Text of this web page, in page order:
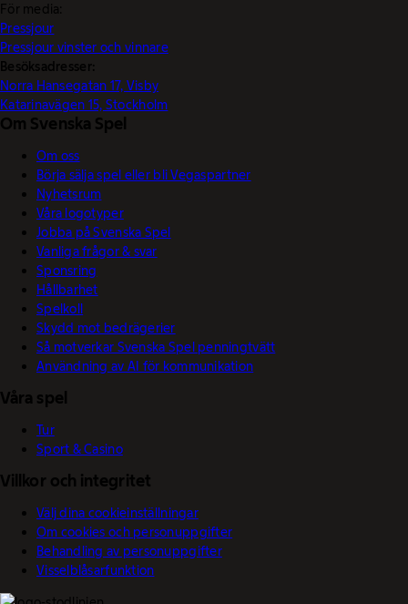
För media:
Pressjour
Pressjour vinster och vinnare
Besöksadresser:
Norra Hansegatan 17, Visby
Katarinavägen 15, Stockholm
Om Svenska Spel
Om oss
Börja sälja spel eller bli Vegaspartner
Nyhetsrum
Våra logotyper
Jobba på Svenska Spel
Vanliga frågor & svar
Sponsring
Hållbarhet
Spelkoll
Skydd mot bedrägerier
Så motverkar Svenska Spel penningtvätt
Användning av AI för kommunikation
Våra spel
Tur
Sport & Casino
Villkor och integritet
Välj dina cookieinställningar
Om cookies och personuppgifter
Behandling av personuppgifter
Visselblåsarfunktion